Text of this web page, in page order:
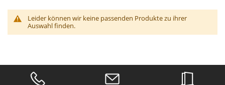
Leider können wir keine passenden Produkte zu ihrer
Auswahl finden.